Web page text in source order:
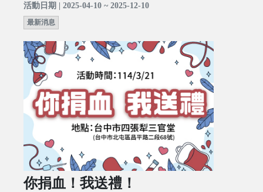
活動日期 | 2025-04-10 ~ 2025-12-10
最新消息
你捐血！我送禮！